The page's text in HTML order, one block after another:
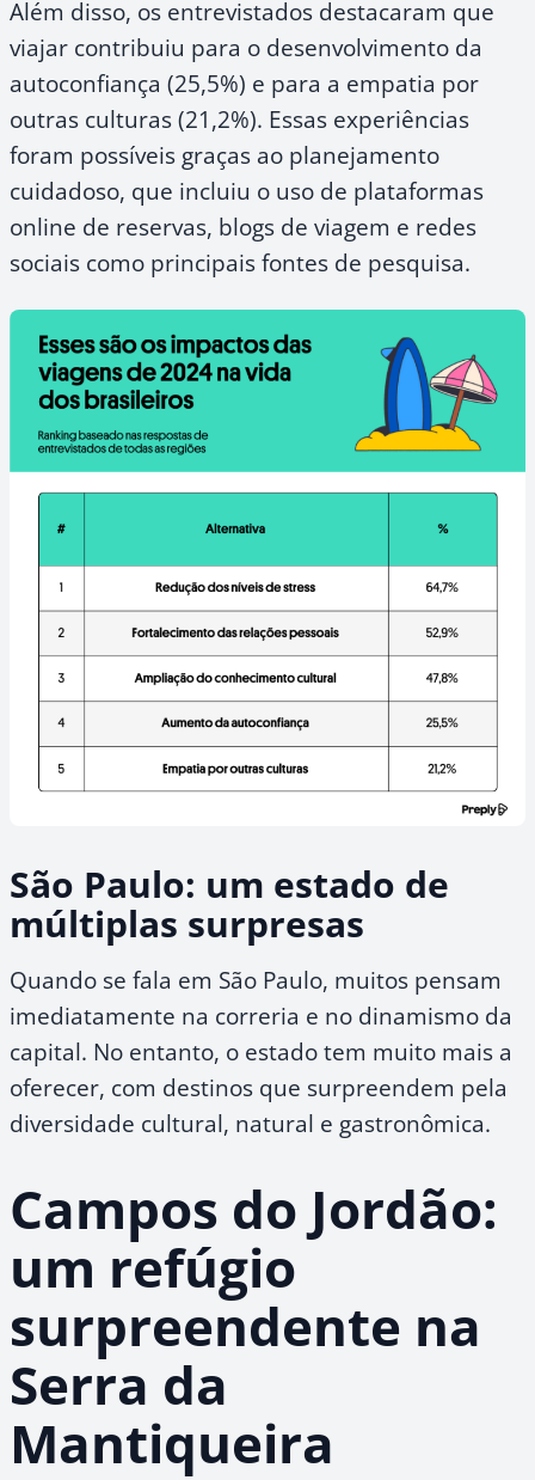
Além disso, os entrevistados destacaram que
viajar contribuiu para o desenvolvimento da
autoconfiança (25,5%) e para a empatia por
outras culturas (21,2%). Essas experiências
foram possíveis graças ao planejamento
cuidadoso, que incluiu o uso de plataformas
online de reservas, blogs de viagem e redes
sociais como principais fontes de pesquisa.
São Paulo: um estado de
múltiplas surpresas
Quando se fala em São Paulo, muitos pensam
imediatamente na correria e no dinamismo da
capital. No entanto, o estado tem muito mais a
oferecer, com destinos que surpreendem pela
diversidade cultural, natural e gastronômica.
Campos do Jordão:
um refúgio
surpreendente na
Serra da
Mantiqueira